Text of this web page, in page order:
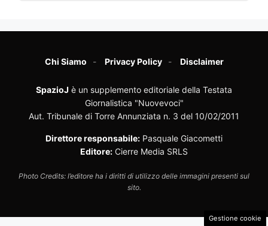
Chi Siamo Privacy Policy Disclaimer
SpazioJ è un supplemento editoriale della Testata
Giornalistica "Nuovevoci"
Aut. Tribunale di Torre Annunziata n. 3 del 10/02/2011
Direttore responsabile: Pasquale Giacometti
Editore: Cierre Media SRLS
Photo Credits: l’editore ha i diritti di utilizzo delle immagini presenti sul
sito.
Gestione cookie